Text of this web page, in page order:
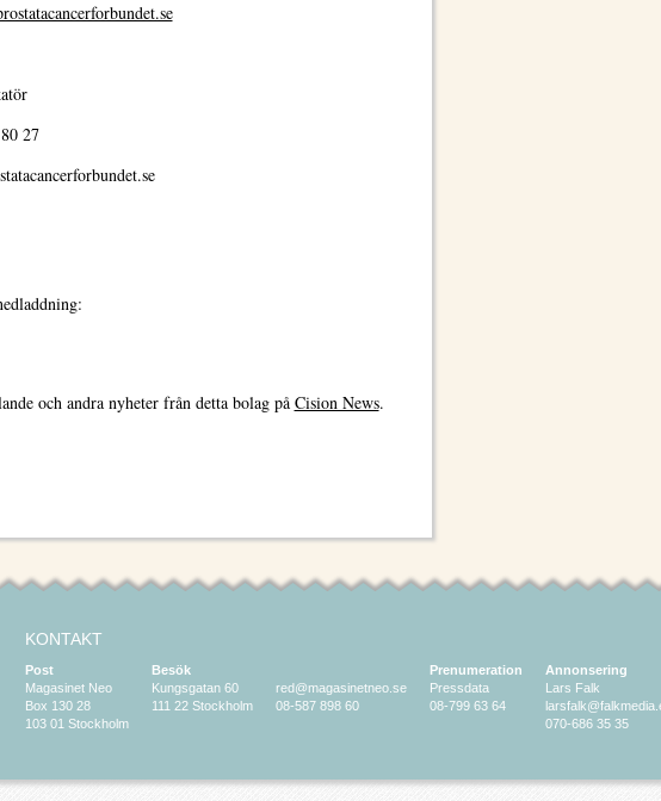
27
och andra nyheter från detta bolag på Cision News.
KONTAKT
Post
Magasinet Neo
Box 130 28
103 01 Stockholm
Besök
Kungsgatan 60
111 22 Stockholm
red@magasinetneo.se
08-587 898 60
Prenumeration
Pressdata
08-799 63 64
Annonsering
Lars Falk
070-686 35 35